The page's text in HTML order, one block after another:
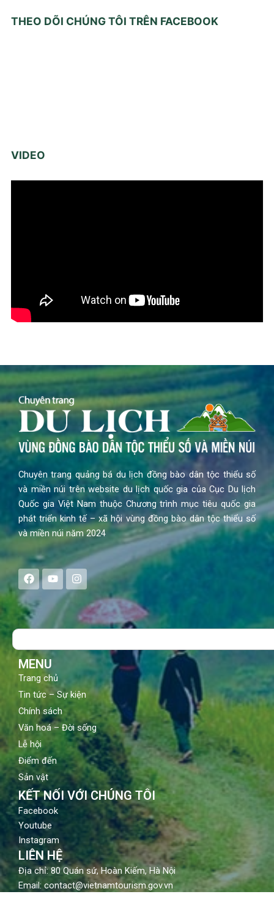
THEO DÕI CHÚNG TÔI TRÊN FACEBOOK
VIDEO
Chuyên trang quảng bá du lịch đồng bào dân tộc thiểu số
và miền núi trên website du lịch quốc gia của Cục Du lịch
Quốc gia Việt Nam thuộc Chương trình mục tiêu quốc gia
phát triển kinh tế – xã hội vùng đồng bào dân tộc thiểu số
và miền núi năm 2024
F
a
c
e
b
o
Y
o
u
t
u
b
I
n
s
a
g
Search
MENU
Trang chủ
Tin tức – Sự kiện
Chính sách
Văn hoá – Đời sống
Lễ hội
Điểm đến
Sản vật
KẾT NỐI VỚI CHÚNG TÔI
Facebook
Youtube
Instagram
LIÊN HỆ
Địa chỉ: 80 Quán sứ, Hoàn Kiếm, Hà Nội
Email: contact@vietnamtourism.gov.vn